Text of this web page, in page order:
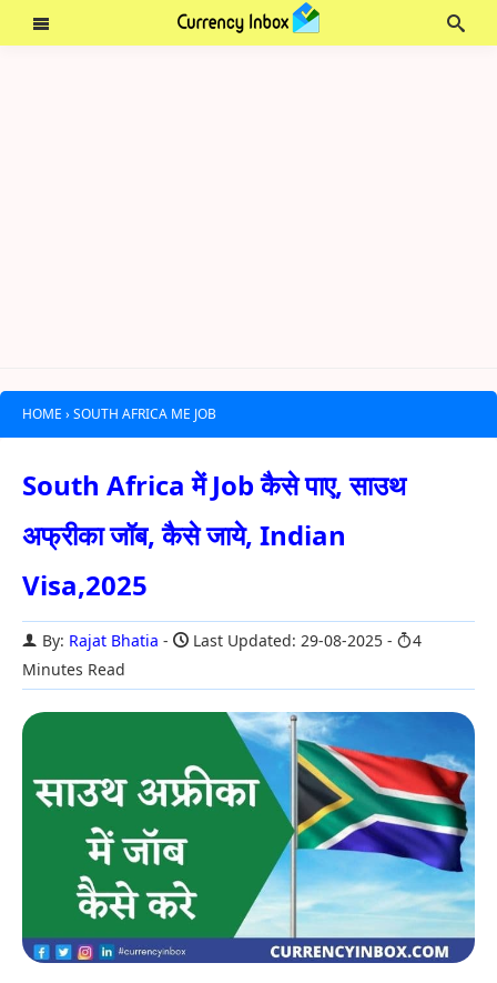
HOME › SOUTH AFRICA ME JOB
South Africa में Job कैसे पाए, साउथ
अफ्रीका जॉब, कैसे जाये, Indian
Visa,2025
By: Rajat Bhatia Last Updated: 29-08-2025
4
Minutes Read